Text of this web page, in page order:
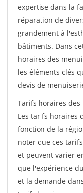
expertise dans la
réparation de
grandement à
bâtiments. Dans
horaires des
les éléments clés
devis de
Tarifs horaires des
Les tarifs horaires
fonction de la
noter que ces
et peuvent varier
que l'expérience
et la demande